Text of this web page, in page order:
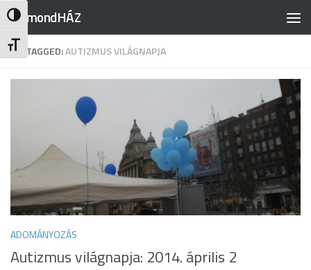
Nagy kontraszt váltása
Betűméret váltása
Skip to content
RajmondHÁZ
TAGGED:AUTIZMUS VILÁGNAPJA
ADOMÁNYOZÁS
Autizmus világnapja: 2014. április 2